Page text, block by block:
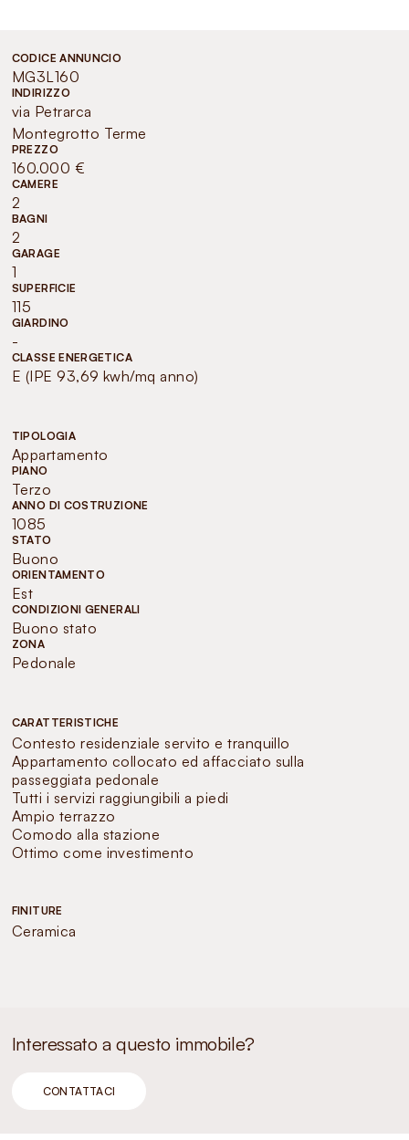
CODICE ANNUNCIO
MG3L160
INDIRIZZO
via Petrarca
Montegrotto Terme
PREZZO
160.000 €
CAMERE
2
BAGNI
2
GARAGE
1
SUPERFICIE
115
GIARDINO
-
CLASSE ENERGETICA
E (IPE 93,69 kwh/mq anno)
TIPOLOGIA
Appartamento
PIANO
Terzo
ANNO DI COSTRUZIONE
1085
STATO
Buono
ORIENTAMENTO
Est
CONDIZIONI GENERALI
Buono stato
ZONA
Pedonale
CARATTERISTICHE
Contesto residenziale servito e tranquillo
Appartamento collocato ed affacciato sulla
passeggiata pedonale
Tutti i servizi raggiungibili a piedi
Ampio terrazzo
Comodo alla stazione
Ottimo come investimento
FINITURE
Ceramica
Interessato a questo immobile?
CONTATTACI